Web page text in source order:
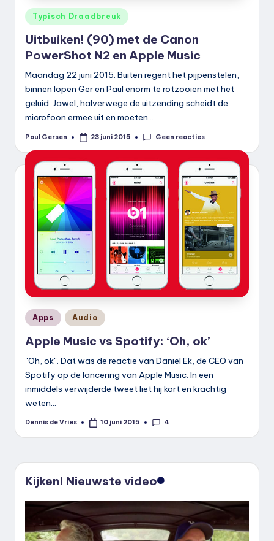
Geplaatst
in
Typisch Draadbreuk
Uitbuiken! (90) met de Canon
PowerShot N2 en Apple Music
Maandag 22 juni 2015. Buiten regent het pijpenstelen,
binnen lopen Ger en Paul enorm te rotzooien met het
geluid. Jawel, halverwege de uitzending scheidt de
microfoon ermee uit en moeten…
Geplaatst
Paul Gersen 23 juni 2015 Geen reacties
Geplaatst
in
Apps Audio
Apple Music vs Spotify: ‘Oh, ok’
"Oh, ok". Dat was de reactie van Daniël Ek, de CEO van
Spotify op de lancering van Apple Music. In een
inmiddels verwijderde tweet liet hij kort en krachtig
weten…
Geplaatst
Dennis de Vries 10 juni 2015 4
Kijken! Nieuwste video